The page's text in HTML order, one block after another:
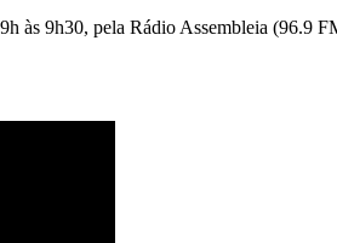
às 9h30, pela Rádio Assembleia (96.9